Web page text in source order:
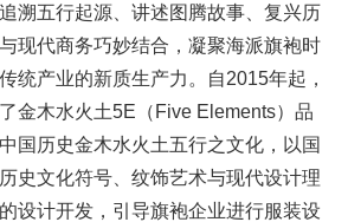
溯五行起源、讲述图腾故事、复兴历
现代商务巧妙结合，凝聚海派旗袍时
统产业的新质生产力。自2015年起，
金木水火土5E（Five Elements）品
国历史金木水火土五行之文化，以国
史文化符号、纹饰艺术与现代设计理
设计开发，引导旗袍企业进行服装设